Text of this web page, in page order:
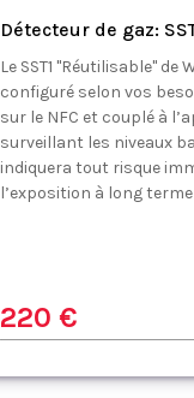
Détecteur de gaz:
Le SST1 "Réutilisable"
configuré selon vos
sur le NFC et couplé à
surveillant les niveaux
indiquera tout risque
l’exposition à long
220 €